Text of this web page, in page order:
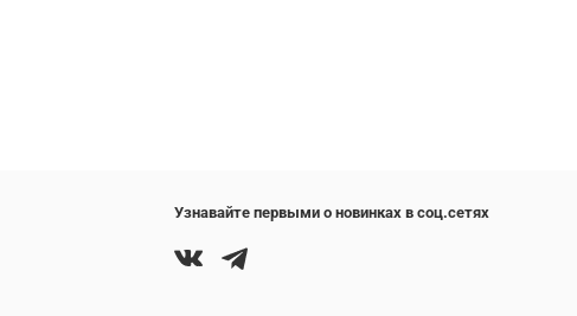
Узнавайте первыми о новинках в соц.сетях